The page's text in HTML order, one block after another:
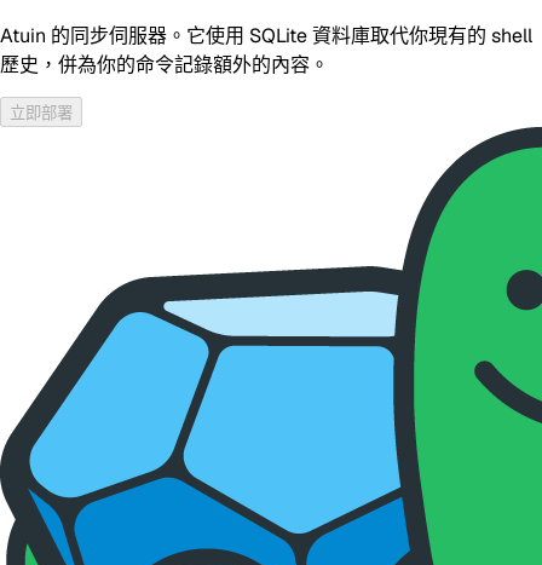
Atuin 的同步伺服器。它使用 SQLite 資料庫取代你現有的 shell
歷史，併為你的命令記錄額外的內容。
立即部署